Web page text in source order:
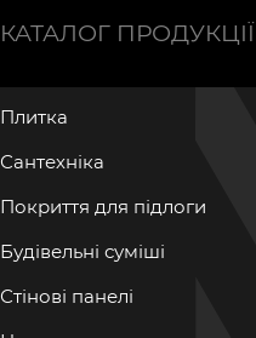
КАТАЛОГ ПРОДУКЦІЇ
Плитка
Сантехніка
Покриття для підлоги
Будівельні суміші
Стінові панелі